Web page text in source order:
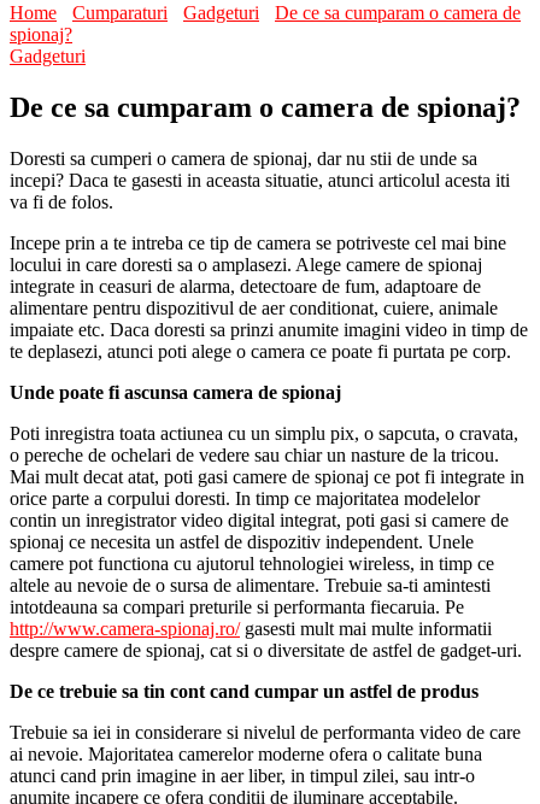
Home
Cumparaturi Gadgeturi
De ce sa cumparam o camera de
spionaj?
Gadgeturi
De ce sa cumparam o camera de spionaj?
Doresti sa cumperi o camera de spionaj, dar nu stii de unde sa
incepi? Daca te gasesti in aceasta situatie, atunci articolul acesta iti
va fi de folos.
Incepe prin a te intreba ce tip de camera se potriveste cel mai bine
locului in care doresti sa o amplasezi. Alege camere de spionaj
integrate in ceasuri de alarma, detectoare de fum, adaptoare de
alimentare pentru dispozitivul de aer conditionat, cuiere, animale
impaiate etc. Daca doresti sa prinzi anumite imagini video in timp de
te deplasezi, atunci poti alege o camera ce poate fi purtata pe corp.
Unde poate fi ascunsa camera de spionaj
Poti inregistra toata actiunea cu un simplu pix, o sapcuta, o cravata,
o pereche de ochelari de vedere sau chiar un nasture de la tricou.
Mai mult decat atat, poti gasi camere de spionaj ce pot fi integrate in
orice parte a corpului doresti. In timp ce majoritatea modelelor
contin un inregistrator video digital integrat, poti gasi si camere de
spionaj ce necesita un astfel de dispozitiv independent. Unele
camere pot functiona cu ajutorul tehnologiei wireless, in timp ce
altele au nevoie de o sursa de alimentare. Trebuie sa-ti amintesti
intotdeauna sa compari preturile si performanta fiecaruia. Pe
http://www.camera-spionaj.ro/gasesti mult mai multe informatii
despre camere de spionaj, cat si o diversitate de astfel de gadget-uri.
De ce trebuie sa tin cont cand cumpar un astfel de produs
Trebuie sa iei in considerare si nivelul de performanta video de care
ai nevoie. Majoritatea camerelor moderne ofera o calitate buna
atunci cand prin imagine in aer liber, in timpul zilei, sau intr-o
anumite incapere ce ofera conditii de iluminare acceptabile.